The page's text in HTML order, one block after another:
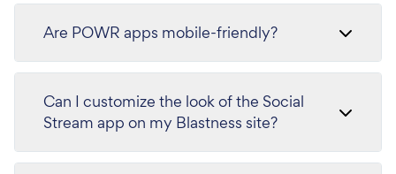
Are POWR apps mobile-friendly?
Can I customize the look of the Social
Stream app on my Blastness site?